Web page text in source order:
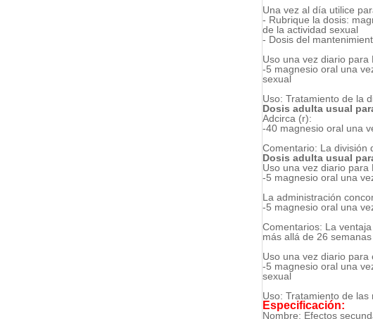
Una vez al día utilice
- Rubrique la dosis:
de la actividad sexual
- Dosis del
Uso una vez diario para
-5 magnesio oral una
sexual
Uso: Tratamiento de la
Dosis adulta usual
Adcirca (r):
-40 magnesio oral una
Comentario: La división
Dosis adulta usual
Uso una vez diario para
-5 magnesio oral una
La administración
-5 magnesio oral una
Comentarios: La
más allá de 26
Uso una vez diario para
-5 magnesio oral una
sexual
Uso: Tratamiento de
Especificación:
Nombre: Efectos